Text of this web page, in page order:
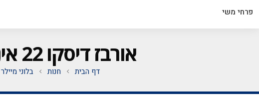
פרחי משי
אורבז דיסקו 22 אינץ' *מגיע בסיטונאות חבילה של 5 יח'*
דף הבית חנות בלוני